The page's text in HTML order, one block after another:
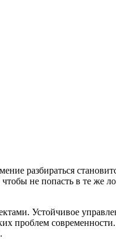
разбираться
не попасть в те же
Устойчивое
проблем